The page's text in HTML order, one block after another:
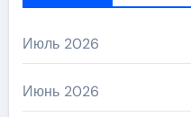
Июль 2026
Июнь 2026